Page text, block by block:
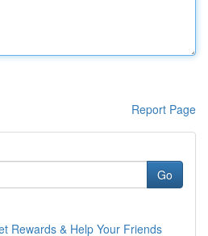
Report Page
Go
Rewards & Help Your Friends